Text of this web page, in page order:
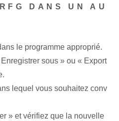
DANS UN AU
le programme approprié.
sous »⁤ ou « Export
lequel vous souhaitez conv
» et vérifiez que la nouvelle